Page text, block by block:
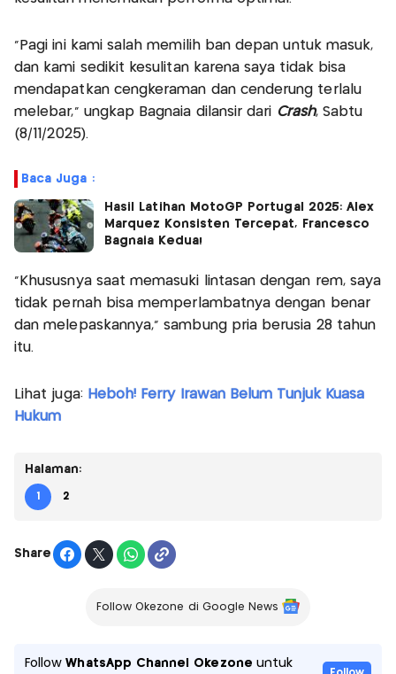
“Pagi ini kami salah memilih ban depan untuk masuk,
dan kami sedikit kesulitan karena saya tidak bisa
mendapatkan cengkeraman dan cenderung terlalu
melebar,” ungkap Bagnaia dilansir dari Crash, Sabtu
(8/11/2025).
Baca Juga :
Hasil Latihan MotoGP Portugal 2025: Alex
Marquez Konsisten Tercepat, Francesco
Bagnaia Kedua!
“Khususnya saat memasuki lintasan dengan rem, saya
tidak pernah bisa memperlambatnya dengan benar
dan melepaskannya,” sambung pria berusia 28 tahun
itu.
Lihat juga: Heboh! Ferry Irawan Belum Tunjuk Kuasa
Hukum
Halaman:
1 2
Share
Follow Okezone di Google News
FollowWhatsApp Channel Okezone untuk